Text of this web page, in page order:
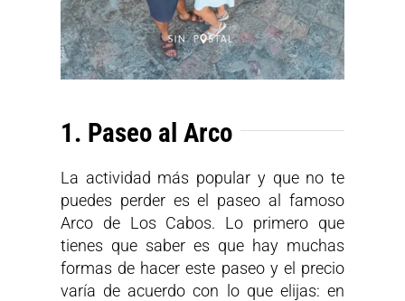
1. Paseo al Arco
La actividad más popular y que no te
puedes perder es el paseo al famoso
Arco de Los Cabos. Lo primero que
tienes que saber es que hay muchas
formas de hacer este paseo yel precio
varía de acuerdo con lo que elijas: en